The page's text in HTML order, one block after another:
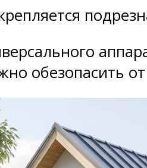
обезопасить